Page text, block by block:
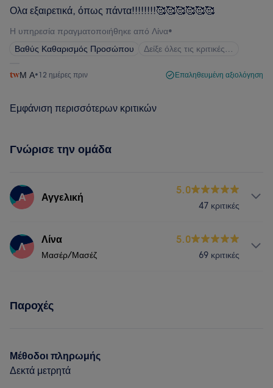
Ολα εξαιρετικά, όπως πάντα!!!!!!!!🥰🥰🥰🥰🥰🥰
Η υπηρεσία πραγματοποιήθηκε από Λίνα•
Βαθύς Καθαρισμός Προσώπου
Δείξε όλες τις κριτικές…
Μ Α•12 ημέρες πριν Επαληθευμένη αξιολόγηση
Εμφάνιση περισσότερων κριτικών
Γνώρισε την ομάδα
Α Αγγελική
5.0
47 κριτικές
Υπηρεσίες
Λ Λίνα
Μασέρ/Μασέζ
5.0
69 κριτικές
Σώμα
Παροχές
Μέθοδοι πληρωμής
Δεκτά μετρητά